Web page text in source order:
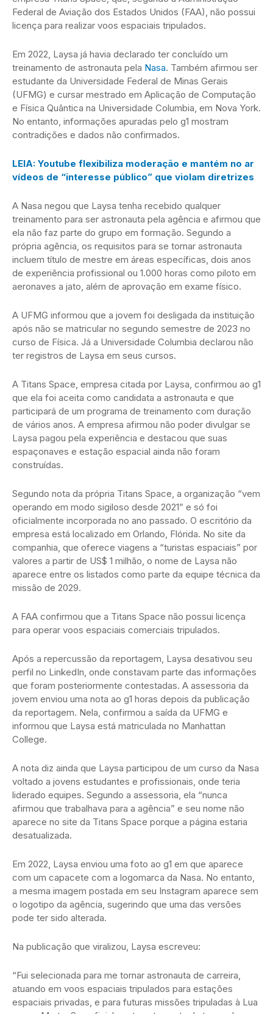
Federal de Aviação dos Estados Unidos (FAA), não possui
licença para realizar voos espaciais tripulados.
Em 2022, Laysa já havia declarado ter concluído um
treinamento de astronauta pela Nasa. Também afirmou ser
estudante da Universidade Federal de Minas Gerais
(UFMG) e cursar mestrado em Aplicação de Computação
e Física Quântica na Universidade Columbia, em Nova York.
No entanto, informações apuradas pelo g1 mostram
contradições e dados não confirmados.
LEIA: Youtube flexibiliza moderação e mantém no ar
vídeos de “interesse público” que violam diretrizes
A Nasa negou que Laysa tenha recebido qualquer
treinamento para ser astronauta pela agência e afirmou que
ela não faz parte do grupo em formação. Segundo a
própria agência, os requisitos para se tornar astronauta
incluem título de mestre em áreas específicas, dois anos
de experiência profissional ou 1.000 horas como piloto em
aeronaves a jato, além de aprovação em exame físico.
A UFMG informou que a jovem foi desligada da instituição
após não se matricular no segundo semestre de 2023 no
curso de Física. Já a Universidade Columbia declarou não
ter registros de Laysa em seus cursos.
A Titans Space, empresa citada por Laysa, confirmou ao g1
que ela foi aceita como candidata a astronauta e que
participará de um programa de treinamento com duração
de vários anos. A empresa afirmou não poder divulgar se
Laysa pagou pela experiência e destacou que suas
espaçonaves e estação espacial ainda não foram
construídas.
Segundo nota da própria Titans Space, a organização “vem
operando em modo sigiloso desde 2021” e só foi
oficialmente incorporada no ano passado. O escritório da
empresa está localizado em Orlando, Flórida. No site da
companhia, que oferece viagens a “turistas espaciais” por
valores a partir de US$ 1 milhão, o nome de Laysa não
aparece entre os listados como parte da equipe técnica da
missão de 2029.
A FAA confirmou que a Titans Space não possui licença
para operar voos espaciais comerciais tripulados.
Após a repercussão da reportagem, Laysa desativou seu
perfil no LinkedIn, onde constavam parte das informações
que foram posteriormente contestadas. A assessoria da
jovem enviou uma nota ao g1 horas depois da publicação
da reportagem. Nela, confirmou a saída da UFMG e
informou que Laysa está matriculada no Manhattan
College.
A nota diz ainda que Laysa participou de um curso da Nasa
voltado a jovens estudantes e profissionais, onde teria
liderado equipes. Segundo a assessoria, ela “nunca
afirmou que trabalhava para a agência” e seu nome não
aparece no site da Titans Space porque a página estaria
desatualizada.
Em 2022, Laysa enviou uma foto ao g1 em que aparece
com um capacete com a logomarca da Nasa. No entanto,
a mesma imagem postada em seu Instagram aparece sem
o logotipo da agência, sugerindo que uma das versões
pode ter sido alterada.
Na publicação que viralizou, Laysa escreveu:
“Fui selecionada para me tornar astronauta de carreira,
atuando em voos espaciais tripulados para estações
espaciais privadas, e para futuras missões tripuladas à Lua